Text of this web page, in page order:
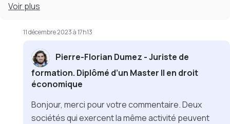
Voirplus
11 décembre 2023 à 17h13
Pierre-Florian Dumez - Juriste de
formation. Diplômé d’un Master II en droit
économique
Bonjour, merci pour votre commentaire. Deux
sociétés qui exercent la même activité peuvent